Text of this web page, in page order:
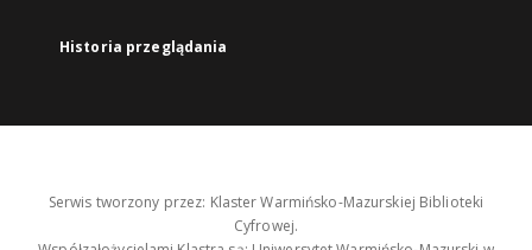
Historia przeglądania
Serwis tworzony przez: Klaster Warmińsko-Mazurskiej Biblioteki
Cyfrowej.